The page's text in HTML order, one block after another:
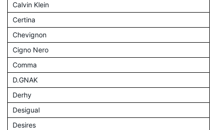
Calvin Klein
Certina
Chevignon
Cigno Nero
Comma
D.GNAK
Derhy
Desigual
Desires